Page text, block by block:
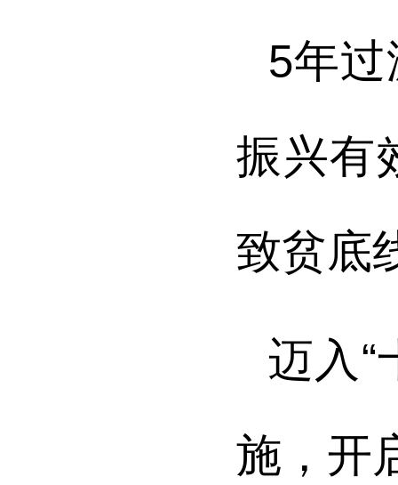
5年
振兴有
致贫底
迈入“
施，开